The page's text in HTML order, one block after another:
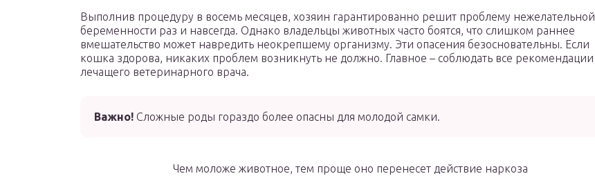
Выполнив процедуру в восемь месяцев, хозяин гарантированно решит проблему нежелательной
беременности раз и навсегда. Однако владельцы животных часто боятся, что слишком раннее
вмешательство может навредить неокрепшему организму. Эти опасения безосновательны. Если
кошка здорова, никаких проблем возникнуть не должно. Главное – соблюдать все рекомендации
лечащего ветеринарного врача.
Важно! Сложные роды гораздо более опасны для молодой самки.
Чем моложе животное, тем проще оно перенесет действие наркоза